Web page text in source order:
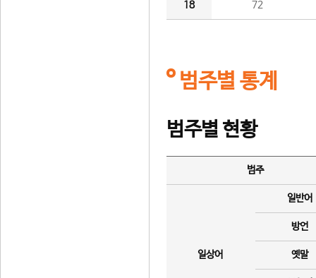
18 72
범주별 통계
범주별 현황
범주
일상어
일반어
방언
옛말